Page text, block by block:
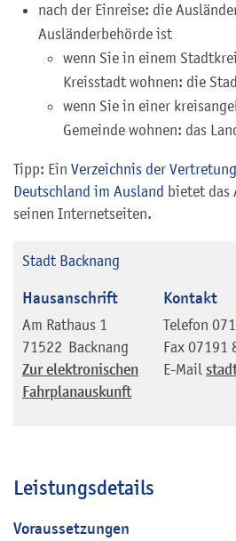
nach der Einreise: die
Ausländerbehörde ist
wenn Sie in einem
Kreisstadt wohnen: die
wenn Sie in einer
Gemeinde wohnen: das
Tipp: Ein Verzeichnis der
Deutschland im Ausland bietet das
seinen Internetseiten.
Stadt Backnang
Hausanschrift
Am Rathaus 1
71522 Backnang
Zur elektronischen
Fahrplanauskunft
Kontakt
Telefon
Fax 07191
E-Mail
Leistungsdetails
Voraussetzungen